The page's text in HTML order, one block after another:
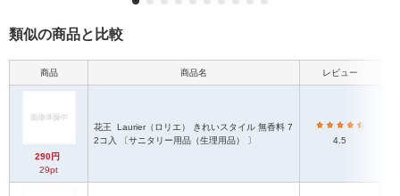
類似の商品と比較
商品 商品名 レビュー
290円
29pt
花王
2コ入 〔サニタリー用品（生理用品） 〕
4.5